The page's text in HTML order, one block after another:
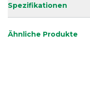
Spezifikationen
Ähnliche Produkte